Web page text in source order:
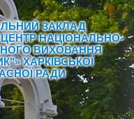
ЗАКЛАД
ЦЕНТР НАЦІОНАЛЬНО-
ВИХОВАННЯ
ХАРКІВСЬКОЇ
РАДИ